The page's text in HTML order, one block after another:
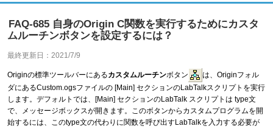
FAQ-685 自身のOrigin C関数を実行するためにカスタ
ムルーチンボタンを設定するには？
最終更新日：2021/7/9
Originの標準ツールバーにあるカスタムルーチンボタン
は、Originフォル
ダにあるCustom.ogsファイルの [Main] セクションのLabTalkスクリプトを実行
します。デフォルトでは、[Main] セクションのLabTalk スクリプトは type文
で、メッセージボックスが開きます。このボタンからカスタムプログラムを開
始するには、このtype文の代わりに関数を呼び出すLabTalkを入力する必要が